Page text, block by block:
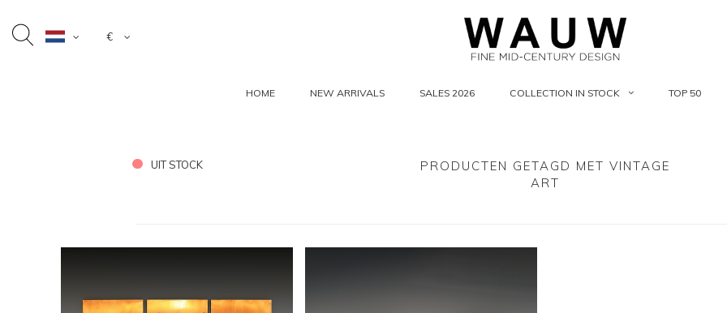
€
HOME NEW ARRIVALS SALES 2026 COLLECTION IN STOCK TOP 50
UIT STOCK
PRODUCTEN GETAGD MET VINTAGE
ART